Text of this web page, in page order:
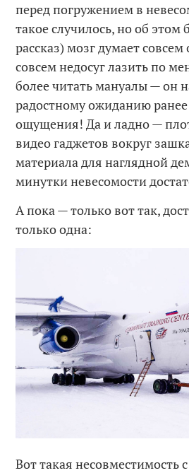
перед погружением в
такое случилось, но об этом
рассказ) мозг думает
совсем недосуг лазить по
более читать мануалы — он
радостному ожиданию
ощущения! Да и ладно —
видео гаджетов вокруг
материала для наглядной
минутки невесомости
А пока — только вот так,
только одна:
Вот такая несовместимость